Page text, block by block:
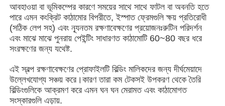
পণ্য
ভিডিও
আমাদের সম্পর্কে
আবহাওয়া বা ভূমিকম্পের কারণে সময়ের সাথে সাথে ফাটল বা অবনতি হতে
পারে এমন কংক্রিট কাঠামোর বিপরীতে, ইস্পাত ফ্রেমগুলি ক্ষয় প্রতিরোধী
(সঠিক লেপ সহ) এবং ন্যূনতম রক্ষণাবেক্ষণের প্রয়োজনঃরুটিন পরিদর্শন
এবং মাঝে মাঝে পুনরায় পেইন্টিং সাধারণত কাঠামোটি 60~80 বছর ধরে
সংরক্ষণের জন্য যথেষ্ট.
এই স্বল্প রক্ষণাবেক্ষণের প্রোফাইলটি বিল্ডিং মালিকদের জন্য দীর্ঘমেয়াদে
উল্লেখযোগ্য সঞ্চয় করে।কারণ তারা কম টেকসই উপকরণ থেকে তৈরি
বিল্ডিংগুলিকে আক্রমণ করে এমন ঘন ঘন মেরামত এবং কাঠামোগত
সংস্কারগুলি এড়ায়.